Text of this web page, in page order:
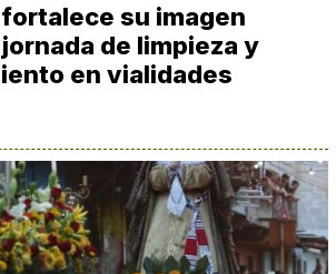
su imagen
de limpieza y
en vialidades